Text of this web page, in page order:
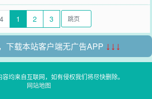
1 2 3
下载本站客户端无广告APP ↓↓↓
均来自互联网，如有侵权我们将尽快删除。
网站地图